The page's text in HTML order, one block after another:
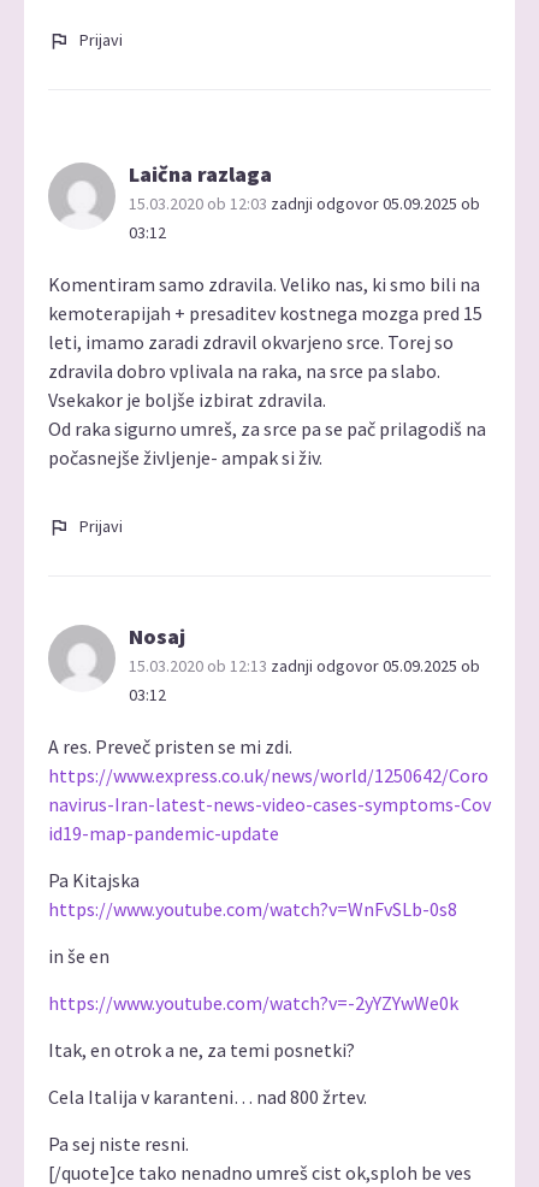
Prijavi
Laična razlaga
15.03.2020 ob 12:03 zadnji odgovor 05.09.2025 ob
03:12
Komentiram samo zdravila. Veliko nas, ki smo bili na
kemoterapijah + presaditev kostnega mozga pred 15
leti, imamo zaradi zdravil okvarjeno srce. Torej so
zdravila dobro vplivala na raka, na srce pa slabo.
Vsekakor je boljše izbirat zdravila.
Od raka sigurno umreš, za srce pa se pač prilagodiš na
počasnejše življenje- ampak si živ.
Prijavi
Nosaj
15.03.2020 ob 12:13 zadnji odgovor 05.09.2025 ob
03:12
A res. Preveč pristen se mi zdi.
https://www.express.co.uk/news/world/1250642/Coro
navirus-Iran-latest-news-video-cases-symptoms-Cov
id19-map-pandemic-update
Pa Kitajska
https://www.youtube.com/watch?v=WnFvSLb-0s8
in še en
https://www.youtube.com/watch?v=-2yYZYwWe0k
Itak, en otrok a ne, za temi posnetki?
Cela Italija v karanteni… nad 800 žrtev.
Pa sej niste resni.
[/quote]ce tako nenadno umreš cist ok,sploh be ves